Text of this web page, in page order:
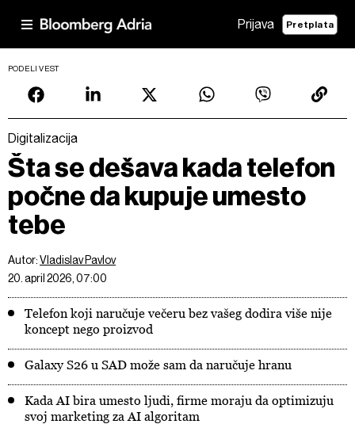
Prijava Pretplata
PODELI VEST
Digitalizacija
Šta se dešava kada telefon
počne da kupuje umesto
tebe
Autor:Vladislav Pavlov
20. april 2026, 07:00
Telefon koji naručuje večeru bez vašeg dodira više nije
koncept nego proizvod
Galaxy S26 u SAD može sam da naručuje hranu
Kada AI bira umesto ljudi, firme moraju da optimizuju
svoj marketing za AI algoritam